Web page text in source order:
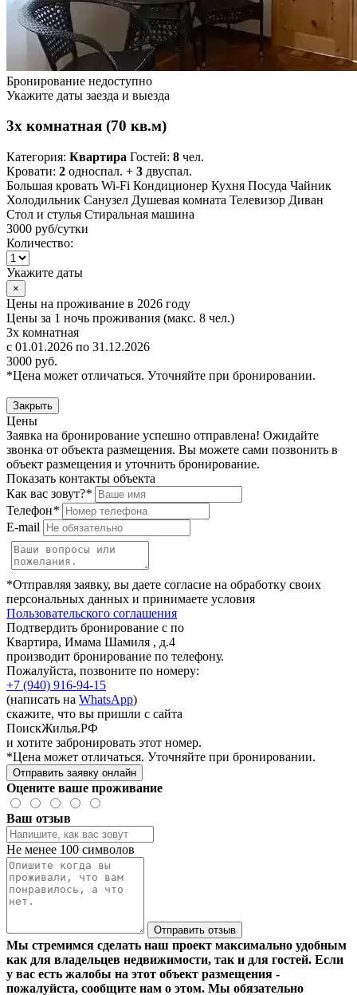
Бронирование недоступно
Укажите даты заезда и выезда
3х комнатная (70 кв.м)
Категория: Квартира Гостей: 8 чел.
Кровати: 2 односпал. + 3 двуспал.
Большая кровать Wi-Fi Кондиционер Кухня Посуда Чайник
Холодильник Санузел Душевая комната Телевизор Диван
Стол и стулья Стиральная машина
3000 руб/сутки
Количество:
Укажите даты
×
Цены на проживание в 2026 году
Цены за 1 ночь проживания (макс. 8 чел.)
3х комнатная
с 01.01.2026 по 31.12.2026
3000 руб.
*Цена может отличаться. Уточняйте при бронировании.
Закрыть
Цены
Заявка на бронирование успешно отправлена! Ожидайте
звонка от объекта размещения. Вы можете сами позвонить в
объект размещения и уточнить бронирование.
Показать контакты объекта
Как вас зовут?*
Телефон*
E-mail
*Отправляя заявку, вы даете согласие на обработку своих
персональных данных и принимаете условия
Пользовательского соглашения
Подтвердить бронирование с по
Квартира, Имама Шамиля , д.4
производит бронирование по телефону.
Пожалуйста, позвоните по номеру:
+7 (940) 916-94-15
(написать на WhatsApp)
скажите, что вы пришли с сайта
ПоискЖилья.РФ
и хотите забронировать этот номер.
*Цена может отличаться. Уточняйте при бронировании.
Отправить заявку онлайн
Оцените ваше проживание
Ваш отзыв
Не менее 100 символов
Отправить отзыв
Мы стремимся сделать наш проект максимально удобным
как для владельцев недвижимости, так и для гостей. Если
у вас есть жалобы на этот объект размещения -
пожалуйста, сообщите нам о этом. Мы обязательно